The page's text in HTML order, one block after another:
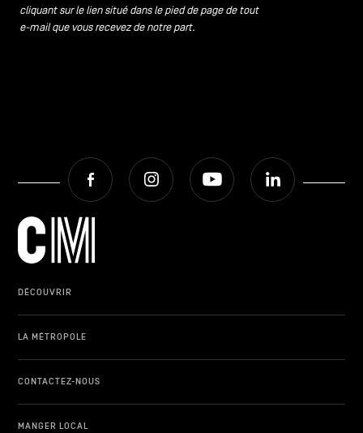
cliquant sur le lien situé dans le pied de page de tout
e-mail que vous recevez de notre part.
Facebook Instagram Youtube
DÉCOUVRIR
LA MÉTROPOLE
CONTACTEZ-NOUS
MANGER LOCAL